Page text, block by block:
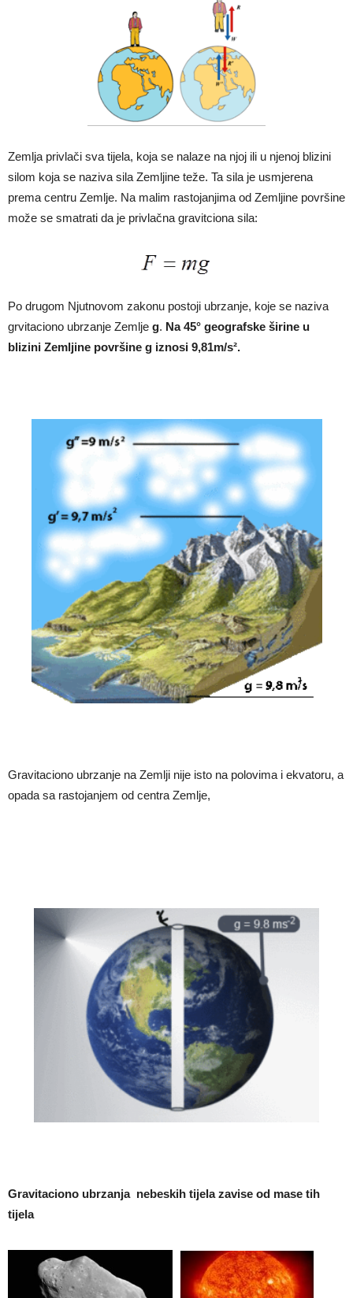
Zemlja privlači sva tijela, koja se nalaze na njoj ili u njenoj blizini
silom koja se naziva sila Zemljine teže. Ta sila je usmjerena
prema centru Zemlje. Na malim rastojanjima od Zemljine površine
može se smatrati da je privlačna gravitciona sila:
Po drugom Njutnovom zakonu postoji ubrzanje, koje se naziva
grvitaciono ubrzanje Zemlje g. Na 45° geografske širine u
blizini Zemljine površine g iznosi 9,81m/s².
Gravitaciono ubrzanje na Zemlji nije isto na polovima i ekvatoru, a
opada sa rastojanjem od centra Zemlje,
Gravitaciono ubrzanja nebeskih tijela zavise od mase tih
tijela